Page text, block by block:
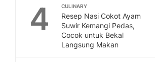
4 CULINARY
Resep Nasi Cokot Ayam
Suwir Kemangi Pedas,
Cocok untuk Bekal
Langsung Makan